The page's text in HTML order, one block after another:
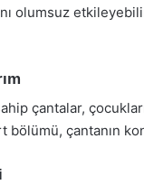
olumsuz
çantalar,
bölümü, çantanın